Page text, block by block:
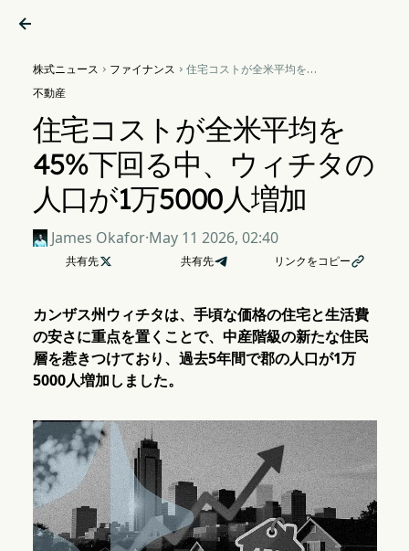

株式ニュース  ファイナンス  住宅コストが全米平均を
不動産
住宅コストが全米平均を
45%下回る中、ウィチタの
人口が1万5000人増加
James Okafor·May 11 2026, 02:40
共有先 共有先 リンクをコピー
カンザス州ウィチタは、手頃な価格の住宅と生活費
の安さに重点を置くことで、中産階級の新たな住民
層を惹きつけており、過去5年間で郡の人口が1万
5000人増加しました。